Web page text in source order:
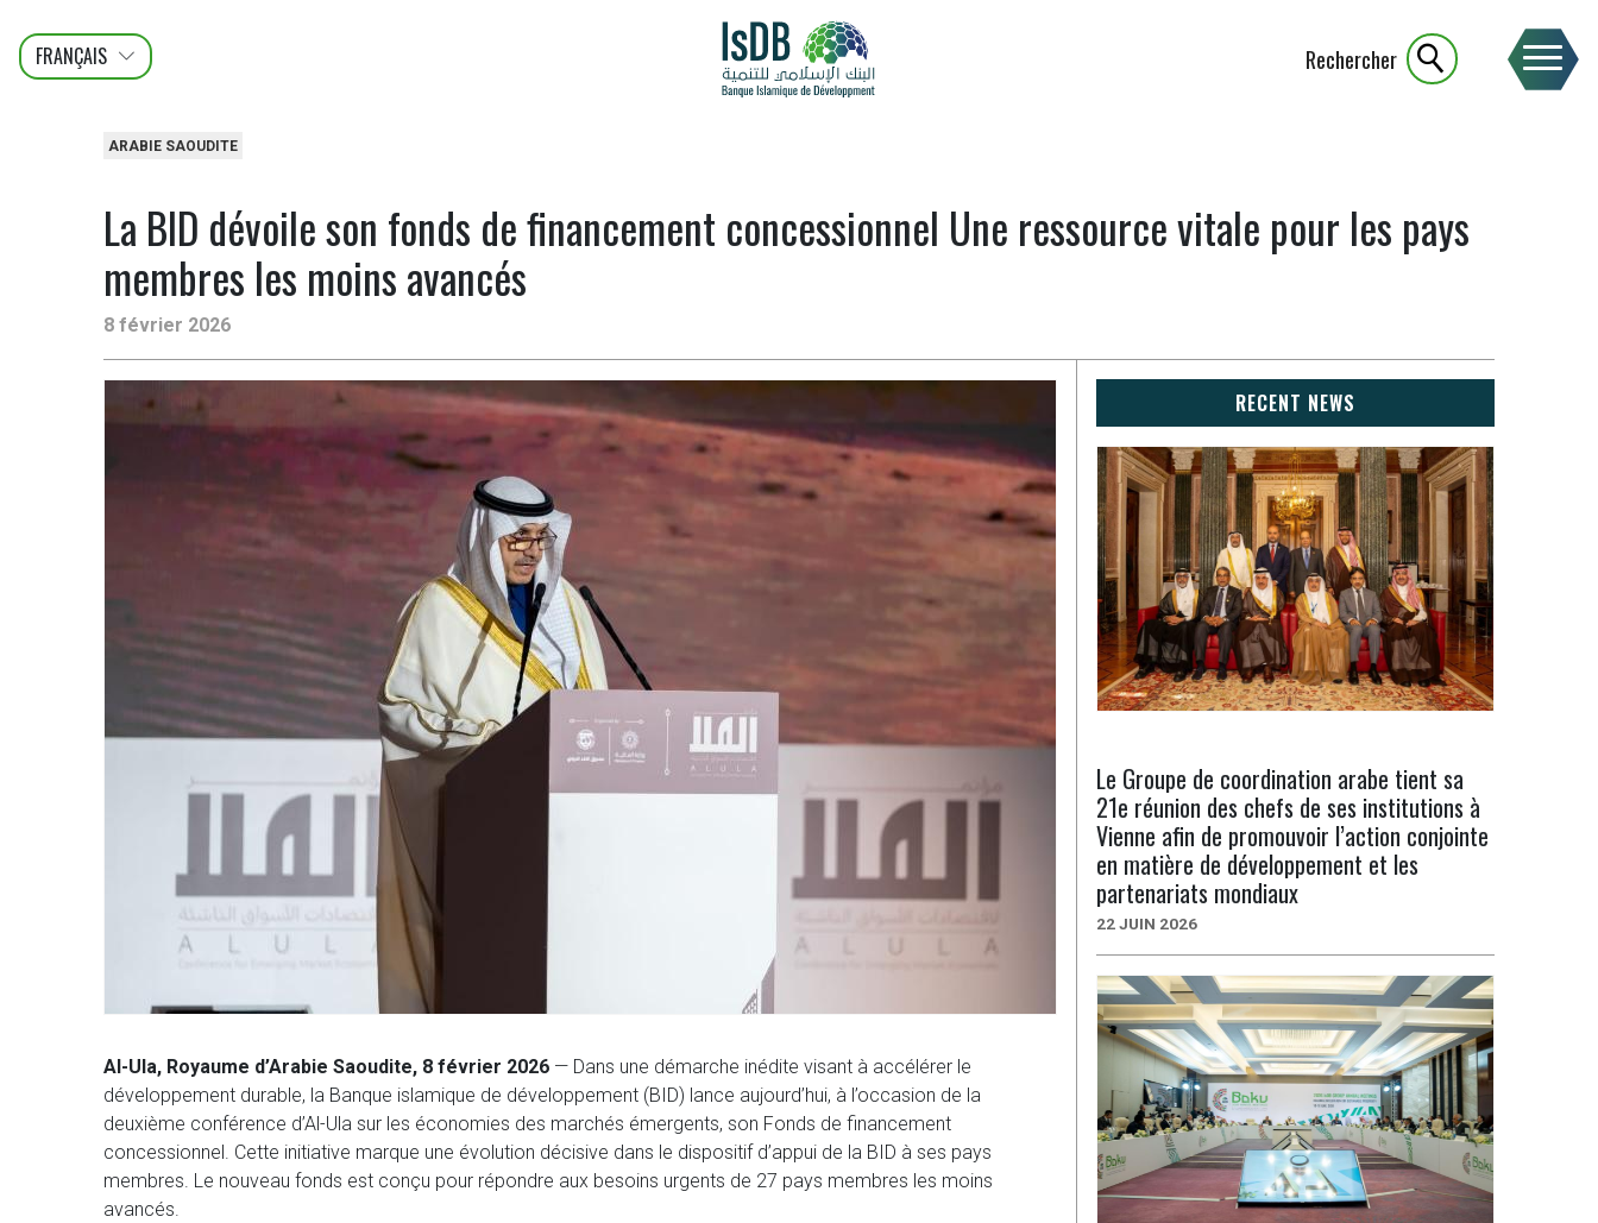
FRANÇAIS
ENGLISH
عربى
Rechercher
ARABIE SAOUDITE
La BID dévoile son fonds de financement concessionnel Une ressource vitale pour les pays
membres les moins avancés
8 février 2026
Al-Ula, Royaume d’Arabie Saoudite, 8 février 2026 — Dans une démarche inédite visant à accélérer le
développement durable, la Banque islamique de développement (BID) lance aujourd’hui, à l’occasion de la
deuxième conférence d’Al-Ula sur les économies des marchés émergents, son Fonds de financement
concessionnel. Cette initiative marque une évolution décisive dans le dispositif d’appui de la BID à ses pays
membres. Le nouveau fonds est conçu pour répondre aux besoins urgents de 27 pays membres les moins
avancés.
RECENT NEWS
Le Groupe de coordination arabe tient sa
21e réunion des chefs de ses institutions à
Vienne afin de promouvoir l’action conjointe
en matière de développement et les
partenariats mondiaux
22 JUIN 2026